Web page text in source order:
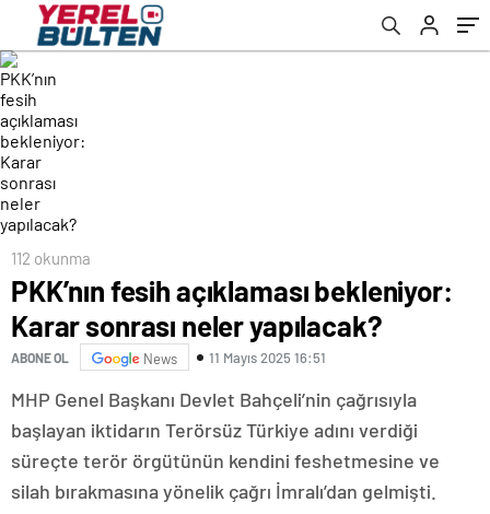
112 okunma
PKK’nın fesih açıklaması bekleniyor:
Karar sonrası neler yapılacak?
ABONE OL News 11 Mayıs 2025 16:51
MHP Genel Başkanı Devlet Bahçeli’nin çağrısıyla
başlayan iktidarın Terörsüz Türkiye adını verdiği
süreçte terör örgütünün kendini feshetmesine ve
silah bırakmasına yönelik çağrı İmralı’dan gelmişti.